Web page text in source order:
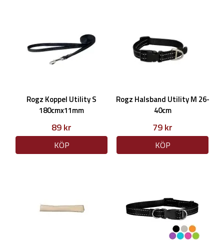
Rogz Koppel Utility S
180cmx11mm
89 kr
KÖP
Rogz Halsband Utility M 26-
40cm
79 kr
KÖP